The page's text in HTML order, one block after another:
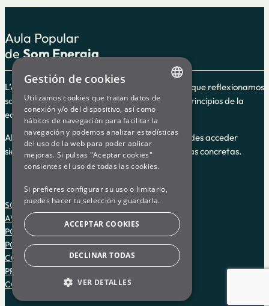
Aula Popular
deSom Energia
L’Aula Popular es un espacio de formación en el que reflexionamos
sobre el cooperativismo y la energía según los principios de la
economía social y solidaria.
Algunos de los cursos guiados son en línea y puedes acceder
siempre, y otros son impartidos en fechas y horas concretas.
SOM ENERGIA
AVISO LEGAL
POLÍTICA DE PRIVACIDAD
POLÍTICA DE COOKIES
CONDICIONES DE USO DE LA PLATAFORMA
PREGUNTAS FRECUENTES
CONTACTO
ENGLISH
SPANISH
GL
BASQUE
Gestión de cookies
Utilizamos cookies que tratan datos de
conexión y/o del dispositivo, así como
hábitos de navegación para facilitar la
navegación y podemos analizar estadísticas
del uso de la web para poder aplicar
mejoras. Si pulsas "Aceptar cookies"
consientes el uso de todas las cookies.
Si prefieres configurar su uso o limitarlo,
puedes hacer tu selección y guardarla.
ACCEPTAR COOKIES
DECLINAR TODAS
VER DETALLES